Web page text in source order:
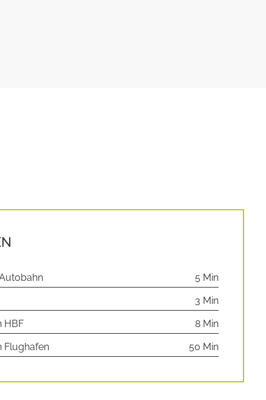
5 Min
3 Min
HBF
8 Min
Flughafen
50 Min